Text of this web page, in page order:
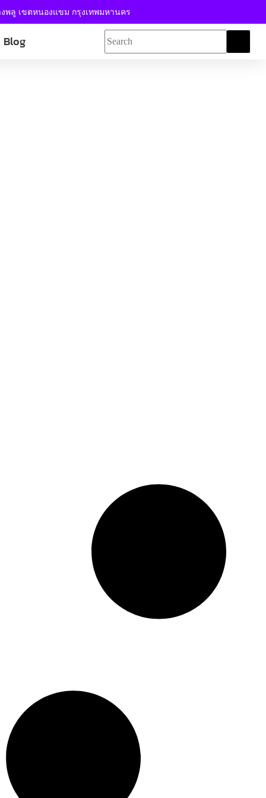
งพลู เขตหนองแขม กรุงเทพมหานคร
Blog